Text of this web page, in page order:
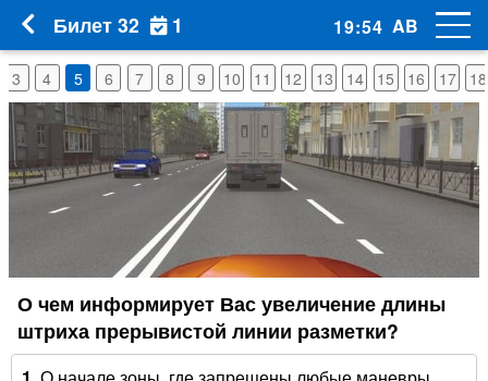
3 4 5 6 7 8 9 10 11 12 13 14 15 16 17 18
О чем информирует Вас увеличение длины
штриха прерывистой линии разметки?
Билет 32 1 19:53 AB